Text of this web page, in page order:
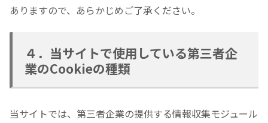
ありますので、あらかじめご了承ください。
４．当サイトで使用している第三者企
業のCookieの種類
当サイトでは、第三者企業の提供する情報収集モジュール